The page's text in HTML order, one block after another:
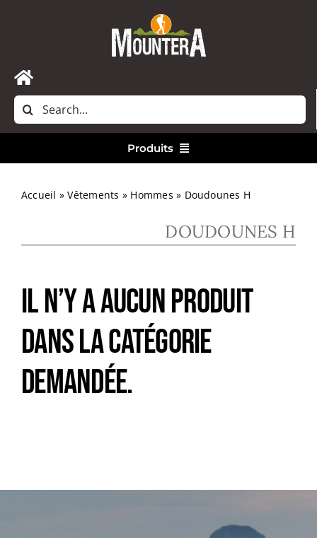
Toggle
Navigation
Accueil
Rechercher:
Produits
Randonnée
Trail
Escalade / Alpinisme
Accueil »Vêtements » Hommes » Doudounes H
DOUDOUNES H
Il n’y a aucun produit
dans la catégorie
demandée.